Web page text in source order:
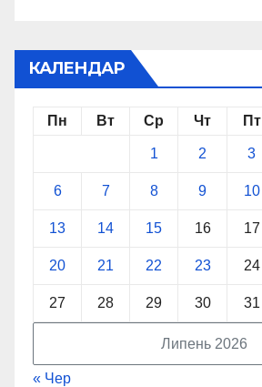
КАЛЕНДАР
Липень 2026
Пн Вт Ср Чт Пт
1 2 3
6 7 8 9 10
13 14 15 16 17
20 21 22 23 24
27 28 29 30 31
« Чер